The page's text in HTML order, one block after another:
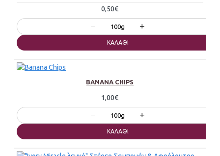
0,50€
− 100g +
ΚΑΛΆΘΙ
BANANA CHIPS
1,00€
− 100g +
ΚΑΛΆΘΙ